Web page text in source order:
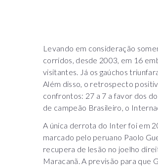
Levando em consideração
corridos, desde 2003, em 16
visitantes. Já os gaúchos
Além disso, o retrospecto
confrontos: 27 a 7 a favor dos
de campeão Brasileiro, o
A única derrota do Inter foi em
marcado pelo peruano Paolo
recupera de lesão no joelho
Maracanã. A previsão para que